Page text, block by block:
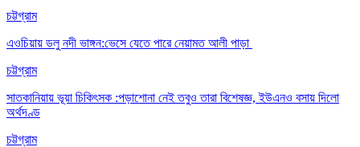
চট্টগ্রাম
এওচিয়ায় ডলু নদী ভাঙ্গন:ভেসে যেতে পারে নেয়ামত আলী পাড়া
চট্টগ্রাম
সাতকানিয়ায় ভূয়া চিকিৎসক :পড়াশোনা নেই তবুও তারা বিশেষজ্ঞ, ইউএনও বসায় দিলো
অর্থদণ্ড
চট্টগ্রাম